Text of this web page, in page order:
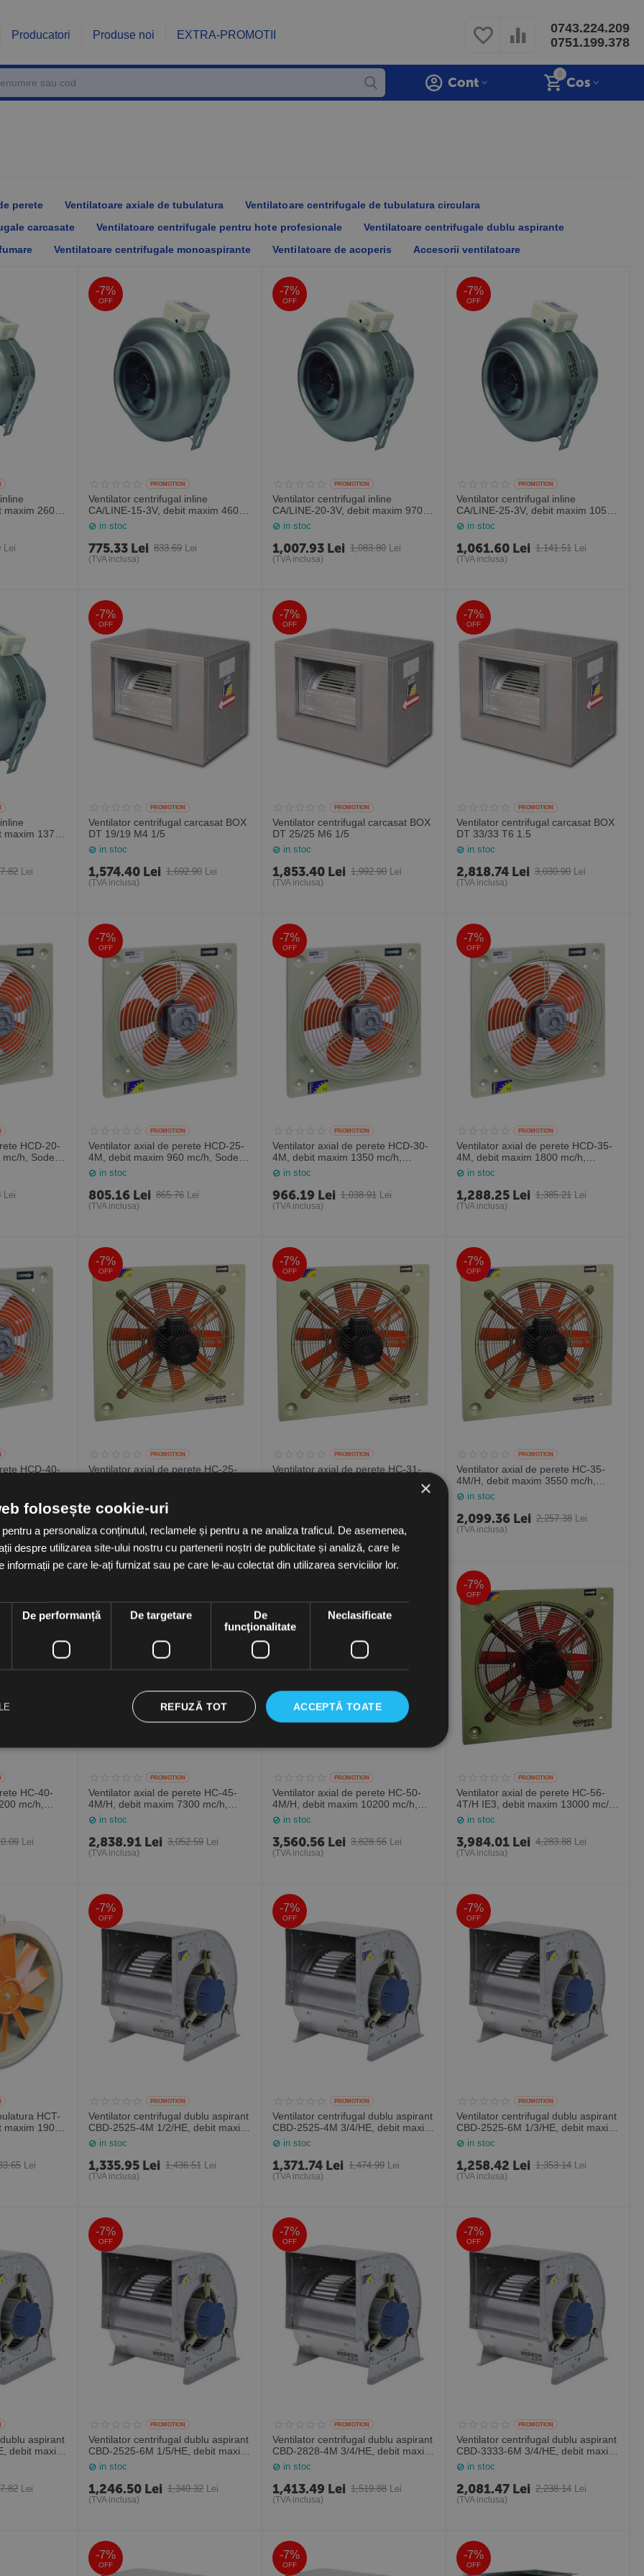
Producatori Produse noi EXTRA-PROMOTII
0743.224.209
0751.199.378
0
Cos
Cont
perete Ventilatoare axiale de tubulatura
Ventilatoare centrifugale de tubulatura circulara
carcasate
Ventilatoare centrifugale pentru hote profesionale
Ventilatoare centrifugale dublu aspirante
Ventilatoare centrifugale monoaspirante Ventilatoare de acoperis Accesorii ventilatoare
maxim 260
circulara,
Lei
-7%
OFF
PROMOTION
Ventilator centrifugal inline
CA/LINE-15-3V, debit maxim 460
mc/h pentru tubulatura circulara,
Sodeca Spania
in stoc
833.69 Lei
775.33 Lei
(TVA inclusa)
-7%
OFF
PROMOTION
Ventilator centrifugal inline
CA/LINE-20-3V, debit maxim 970
mc/h, pentru tubulatura circulara,
Sodeca Spania
in stoc
1,083.80 Lei
1,007.93 Lei
(TVA inclusa)
-7%
OFF
PROMOTION
Ventilator centrifugal inline
CA/LINE-25-3V, debit maxim 1050
mc/h pentru tubulatura circulara,
Sodeca Spania
in stoc
1,141.51 Lei
1,061.60 Lei
(TVA inclusa)
1370
circulara,
Lei
-7%
OFF
PROMOTION
Ventilator centrifugal carcasat BOX
DT 19/19 M4 1/5
in stoc
1,692.90 Lei
1,574.40 Lei
(TVA inclusa)
-7%
OFF
PROMOTION
Ventilator centrifugal carcasat BOX
DT 25/25 M6 1/5
in stoc
1,992.90 Lei
1,853.40 Lei
(TVA inclusa)
-7%
OFF
PROMOTION
Ventilator centrifugal carcasat BOX
DT 33/33 T6 1.5
in stoc
3,030.90 Lei
2,818.74 Lei
(TVA inclusa)
HCD-20-
h, Sodeca
Lei
-7%
OFF
PROMOTION
Ventilator axial de perete HCD-25-
4M, debit maxim 960 mc/h, Sodeca
Spania
in stoc
865.76 Lei
805.16 Lei
(TVA inclusa)
-7%
OFF
PROMOTION
Ventilator axial de perete HCD-30-
4M, debit maxim 1350 mc/h,
Sodeca Spania
in stoc
1,038.91 Lei
966.19 Lei
(TVA inclusa)
-7%
OFF
PROMOTION
Ventilator axial de perete HCD-35-
4M, debit maxim 1800 mc/h,
Sodeca Spania
in stoc
1,385.21 Lei
1,288.25 Lei
(TVA inclusa)
HCD-40-
-7%
OFF
PROMOTION
Ventilator axial de perete HC-25-
1,866.76 Lei
(TVA inclusa)
-7%
OFF
PROMOTION
Ventilator axial de perete HC-31-
(TVA inclusa)
-7%
OFF
PROMOTION
Ventilator axial de perete HC-35-
4M/H, debit maxim 3550 mc/h,
Sodeca Spania
in stoc
2,257.38 Lei
2,099.36 Lei
(TVA inclusa)
HC-40-
mc/h,
Lei
PROMOTION
Ventilator axial de perete HC-45-
4M/H, debit maxim 7300 mc/h,
Sodeca Spania
in stoc
3,052.59 Lei
2,838.91 Lei
(TVA inclusa)
PROMOTION
Ventilator axial de perete HC-50-
4M/H, debit maxim 10200 mc/h,
Sodeca Spania
in stoc
3,828.56 Lei
3,560.56 Lei
(TVA inclusa)
-7%
OFF
PROMOTION
Ventilator axial de perete HC-56-
4T/H IE3, debit maxim 13000 mc/h,
Sodeca Spania
in stoc
4,283.88 Lei
3,984.01 Lei
(TVA inclusa)
HCT-
19000
Lei
-7%
OFF
PROMOTION
Ventilator centrifugal dublu aspirant
CBD-2525-4M 1/2/HE, debit maxim
2900 mc/h, Sodeca Spania
in stoc
1,436.51 Lei
1,335.95 Lei
(TVA inclusa)
-7%
OFF
PROMOTION
Ventilator centrifugal dublu aspirant
CBD-2525-4M 3/4/HE, debit maxim
4000 mc/h, Sodeca Spania
in stoc
1,474.99 Lei
1,371.74 Lei
(TVA inclusa)
-7%
OFF
PROMOTION
Ventilator centrifugal dublu aspirant
CBD-2525-6M 1/3/HE, debit maxim
3000 mc/h, Sodeca Spania
in stoc
1,353.14 Lei
1,258.42 Lei
(TVA inclusa)
aspirant
debit maxim
Lei
-7%
OFF
PROMOTION
Ventilator centrifugal dublu aspirant
CBD-2525-6M 1/5/HE, debit maxim
2700 mc/h, Sodeca Spania
in stoc
1,340.32 Lei
1,246.50 Lei
(TVA inclusa)
-7%
OFF
PROMOTION
Ventilator centrifugal dublu aspirant
CBD-2828-4M 3/4/HE, debit maxim
3500 mc/h, Sodeca Spania
in stoc
1,519.88 Lei
1,413.49 Lei
(TVA inclusa)
-7%
OFF
PROMOTION
Ventilator centrifugal dublu aspirant
CBD-3333-6M 3/4/HE, debit maxim
4500 mc/h, Sodeca Spania
in stoc
2,238.14 Lei
2,081.47 Lei
(TVA inclusa)
-7%
OFF
-7%
OFF
-7%
OFF
×
folosește cookie-uri
a personaliza conținutul, reclamele și pentru a ne analiza traficul. De asemenea,
despre utilizarea site-ului nostru cu partenerii noștri de publicitate și analiză, care le
informații pe care le-ați furnizat sau pe care le-au colectat din utilizarea serviciilor lor.
De performanță De targetare
De
funcţionalitate
Neclasificate
ACCEPTĂ TOATE
REFUZĂ TOT